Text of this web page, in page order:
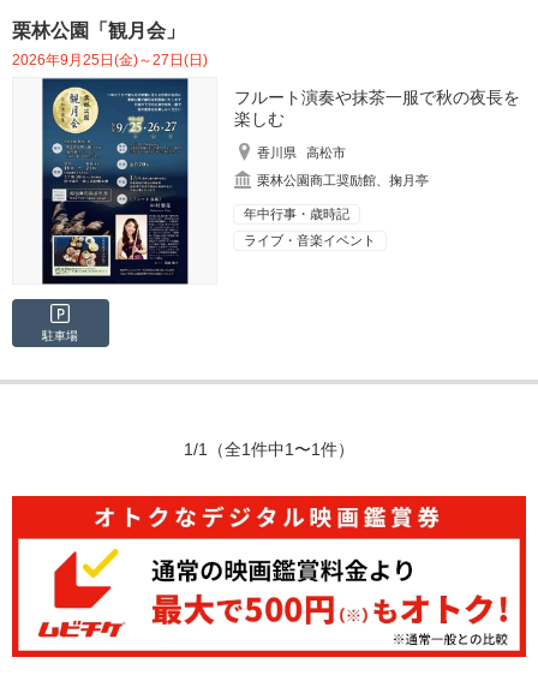
栗林公園「観月会」
2026年9月25日(金)～27日(日)
フルート演奏や抹茶一服で秋の夜長を
楽しむ
香川県
高松市
栗林公園商工奨励館、掬月亭
年中行事・歳時記
ライブ・音楽イベント
駐車場
1/1 （全1件中1〜1件）